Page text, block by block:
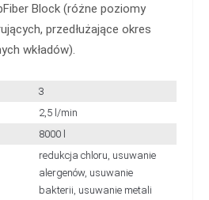
Block (różne poziomy
przedłużające okres
wkładów).
3
2,5 l/min
8000 l
redukcja chloru, usuwanie
alergenów, usuwanie
bakterii, usuwanie metali